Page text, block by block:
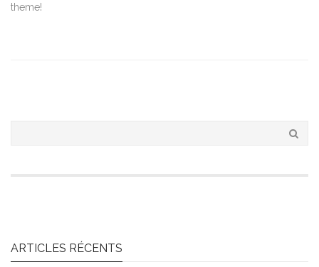
theme!
ARTICLES RÉCENTS